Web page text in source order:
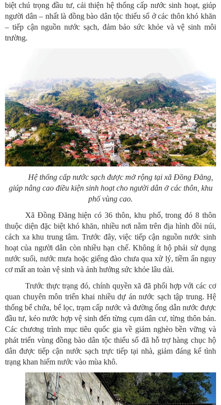
biệt chú trọng đầu tư, cải thiện hệ thống cấp nước sinh hoạt, giúp
người dân – nhất là đồng bào dân tộc thiểu số ở các thôn khó khăn
– tiếp cận nguồn nước sạch, đảm bảo sức khỏe và vệ sinh môi
trường.
Hệ thống cấp nước sạch được mở rộng tại xã Đồng Đăng,
giúp nâng cao điều kiện sinh hoạt cho người dân ở các thôn, khu
phố vùng cao.
Xã Đồng Đăng hiện có 36 thôn, khu phố, trong đó 8 thôn
thuộc diện đặc biệt khó khăn, nhiều nơi nằm trên địa hình đồi núi,
cách xa khu trung tâm. Trước đây, việc tiếp cận nguồn nước sinh
hoạt của người dân còn nhiều hạn chế. Không ít hộ phải sử dụng
nước suối, nước mưa hoặc giếng đào chưa qua xử lý, tiềm ẩn nguy
cơ mất an toàn vệ sinh và ảnh hưởng sức khỏe lâu dài.
Trước thực trạng đó, chính quyền xã đã phối hợp với các cơ
quan chuyên môn triển khai nhiều dự án nước sạch tập trung. Hệ
thống bể chứa, bể lọc, trạm cấp nước và đường ống dẫn nước được
đầu tư, kéo nước hợp vệ sinh đến từng cụm dân cư, từng thôn bản.
Các chương trình mục tiêu quốc gia về giảm nghèo bền vững và
phát triển vùng đồng bào dân tộc thiểu số đã hỗ trợ hàng chục hộ
dân được tiếp cận nước sạch trực tiếp tại nhà, giảm đáng kể tình
trạng khan hiếm nước vào mùa khô.